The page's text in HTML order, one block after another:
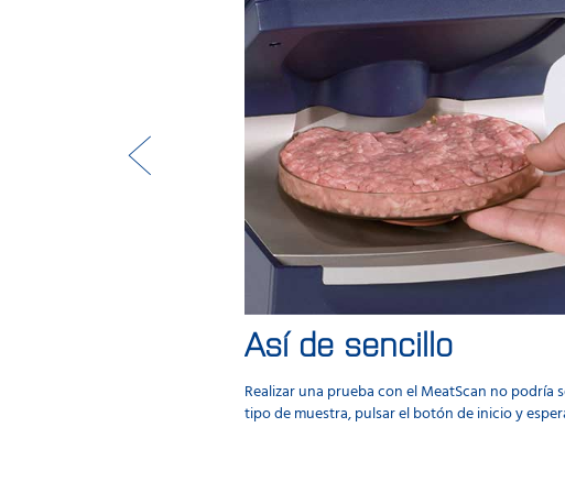
Así de sencillo
Realizar una prueba con el MeatScan no podría
tipo de muestra, pulsar el botón de inicio y